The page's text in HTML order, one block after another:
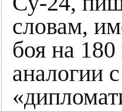
словам,
боя на
аналогии